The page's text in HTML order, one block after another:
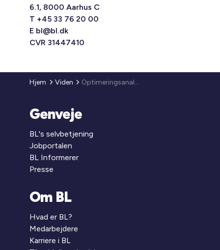
6.1, 8000 Aarhus C
T +45 33 76 20 00
E bl@bl.dk
CVR 31447410
Hjem Viden Optimeringsanalyse
Genveje
BL's selvbetjening
Jobportalen
BL Informerer
Presse
Om BL
Hvad er BL?
Medarbejdere
Karriere i BL